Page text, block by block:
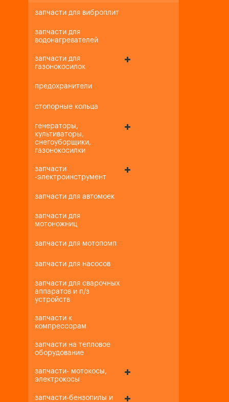
запчасти для виброплит
запчасти для
водонагревателей
запчасти для
газонокосилок
предохранители
стопорные кольца
генераторы,
культиваторы,
снегоуборщики,
газонокосилки
запчасти
-электроинструмент
запчасти для автомоек
запчасти для
мотоножниц
запчасти для мотопомп
запчасти для насосов
запчасти для сварочных
аппаратов и п/з
устройств
запчасти к
компрессорам
запчасти на тепловое
оборудование
запчасти- мотокосы,
электрокосы
запчасти-бензопилы и